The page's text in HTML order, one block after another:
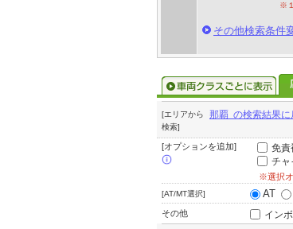
※
その他検索条件
[エリアから
検索]
那覇 の検索結果に
[オプションを追加] 免責
チャ
※選択
[AT/MT選択] AT
その他 イン